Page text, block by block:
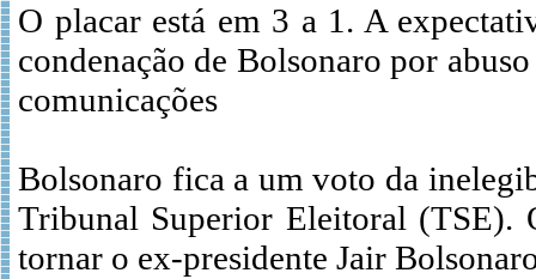
O placar está em 3 a 1. A
condenação de Bolsonaro por
comunicações
Bolsonaro fica a um voto da
Tribunal Superior Eleitoral (TSE).
tornar o ex-presidente Jair